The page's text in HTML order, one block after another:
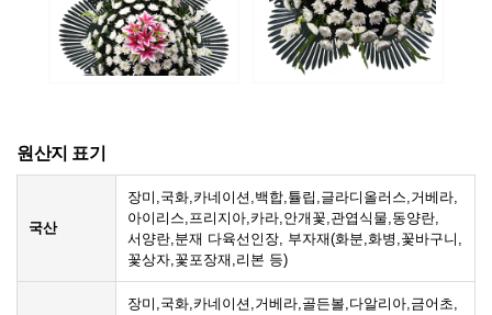
원산지 표기
국산
장미,국화,카네이션,백합,튤립,글라디올러스,거베라,
아이리스,프리지아,카라,안개꽃,관엽식물,동양란,
서양란,분재 다육선인장, 부자재(화분,화병,꽃바구니,
꽃상자,꽃포장재,리본 등)
장미,국화,카네이션,거베라,골든볼,다알리아,금어초,